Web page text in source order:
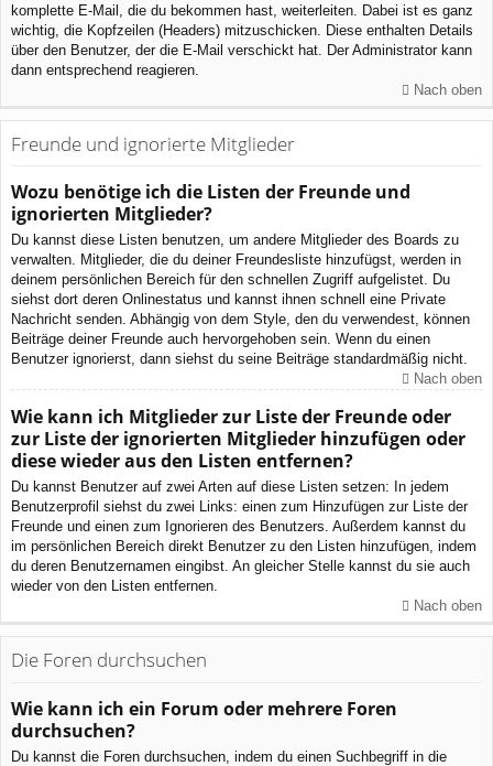
komplette E-Mail, die du bekommen hast, weiterleiten. Dabei ist es ganz
wichtig, die Kopfzeilen (Headers) mitzuschicken. Diese enthalten Details
über den Benutzer, der die E-Mail verschickt hat. Der Administrator kann
dann entsprechend reagieren.
Nach oben
Freunde und ignorierte Mitglieder
Wozu benötige ich die Listen der Freunde und
ignorierten Mitglieder?
Du kannst diese Listen benutzen, um andere Mitglieder des Boards zu
verwalten. Mitglieder, die du deiner Freundesliste hinzufügst, werden in
deinem persönlichen Bereich für den schnellen Zugriff aufgelistet. Du
siehst dort deren Onlinestatus und kannst ihnen schnell eine Private
Nachricht senden. Abhängig von dem Style, den du verwendest, können
Beiträge deiner Freunde auch hervorgehoben sein. Wenn du einen
Benutzer ignorierst, dann siehst du seine Beiträge standardmäßig nicht.
Nach oben
Wie kann ich Mitglieder zur Liste der Freunde oder
zur Liste der ignorierten Mitglieder hinzufügen oder
diese wieder aus den Listen entfernen?
Du kannst Benutzer auf zwei Arten auf diese Listen setzen: In jedem
Benutzerprofil siehst du zwei Links: einen zum Hinzufügen zur Liste der
Freunde und einen zum Ignorieren des Benutzers. Außerdem kannst du
im persönlichen Bereich direkt Benutzer zu den Listen hinzufügen, indem
du deren Benutzernamen eingibst. An gleicher Stelle kannst du sie auch
wieder von den Listen entfernen.
Nach oben
Die Foren durchsuchen
Wie kann ich ein Forum oder mehrere Foren
durchsuchen?
Du kannst die Foren durchsuchen, indem du einen Suchbegriff in die